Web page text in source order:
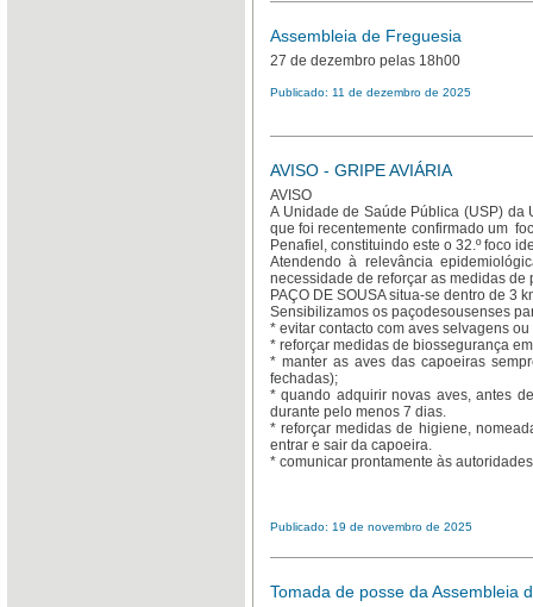
Assembleia de Freguesia
27 de dezembro pelas 18h00
Publicado: 11 de dezembro de 2025
AVISO - GRIPE AVIÁRIA
AVISO
A Unidade de Saúde Pública (USP) da
que foi recentemente confirmado um
Penafiel, constituindo este o 32.º foco
Atendendo à relevância
necessidade de reforçar as medidas de
PAÇO DE SOUSA situa-se dentro de 3
Sensibilizamos os paçodesousenses
* evitar contacto com aves selvagens
* reforçar medidas de biossegurança
* manter as aves das capoeiras
fechadas);
* quando adquirir novas aves, antes
durante pelo menos 7 dias.
* reforçar medidas de higiene,
entrar e sair da capoeira.
* comunicar prontamente às
Publicado: 19 de novembro de 2025
Tomada de posse da Assembleia